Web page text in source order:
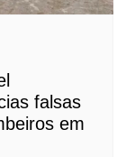
falsas
em